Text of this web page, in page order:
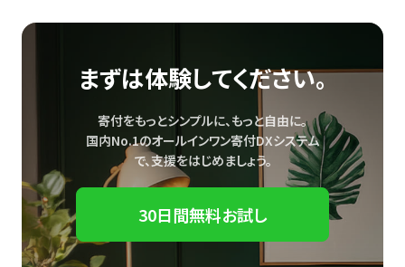
まずは体験してください。
寄付をもっとシンプルに、もっと自由に。
国内No.1のオールインワン寄付DXシステム
で、支援をはじめましょう。
30日間無料お試し